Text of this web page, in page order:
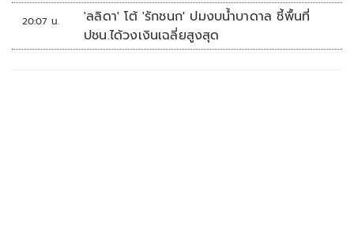
20:07 น.
'ลลิดา' โต้ 'รักชนก' ปมงบน้ำบาดาล ชี้พื้นที่
ปชน.ได้วงเงินเฉลี่ยสูงสุด